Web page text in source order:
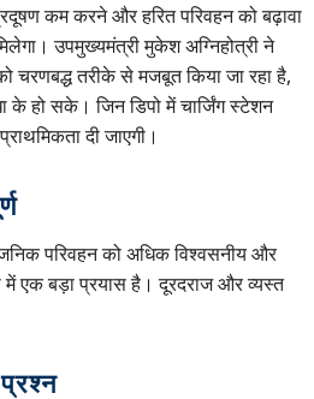
कम करने और हरित परिवहन को बढ़ावा
उपमुख्यमंत्री मुकेश अग्निहोत्री ने
चरणबद्ध तरीके से मजबूत किया जा रहा है,
के हो सके। जिन डिपो में चार्जिंग स्टेशन
दी जाएगी।
परिवहन को अधिक विश्वसनीय और
में एक बड़ा प्रयास है। दूरदराज और व्यस्त